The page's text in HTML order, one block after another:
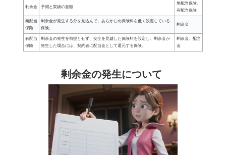
剰余金 予測と実績の差額
無配当保険、
有配当保険
無配当
保険
剰余金が発生する分を見込んで、あらかじめ保険料を低く設定している
保険。
剰余金
有配当
保険
剰余金の発生を前提とせず、安全を見越した保険料を設定し、剰余金が
発生した場合には、契約者に配当金として還元する保険。
剰余金、配当
金
剰余金の発生について